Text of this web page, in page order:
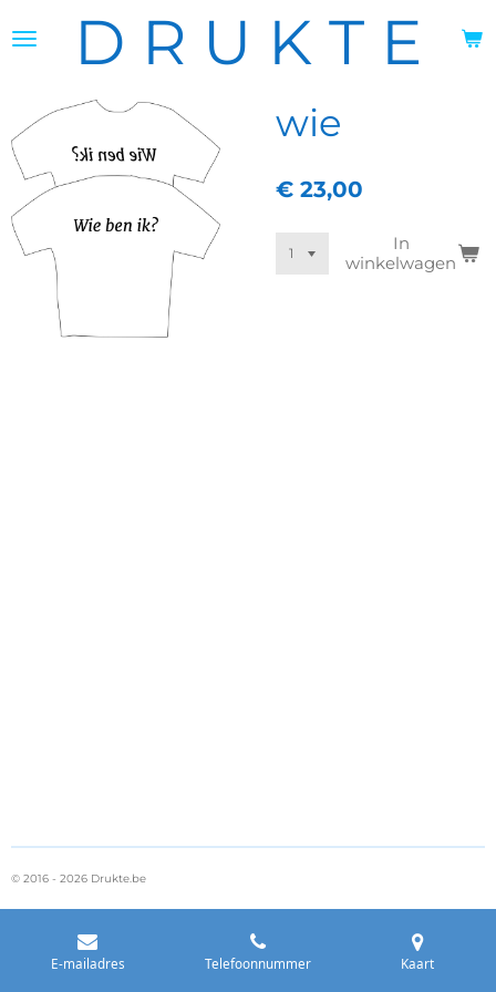
direct
hoofdinhoud
D R U K T E
wie
€ 23,00
In
winkelwagen
© 2016 - 2026 Drukte.be
E-mailadres Telefoonnummer Kaart